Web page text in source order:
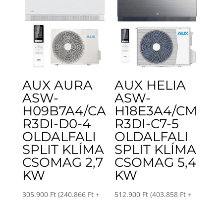
AUX AURA
ASW-
H09B7A4/CA
R3DI-D0-4
OLDALFALI
SPLIT KLÍMA
CSOMAG 2,7
KW
305.900 Ft (240.866 Ft+
AUX HELIA
ASW-
H18E3A4/CM
R3DI-C7-5
OLDALFALI
SPLIT KLÍMA
CSOMAG 5,4
KW
512.900 Ft (403.858 Ft +